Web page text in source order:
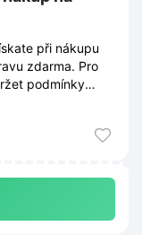
při nákupu
zdarma. Pro
podmínky
podmínky jsou